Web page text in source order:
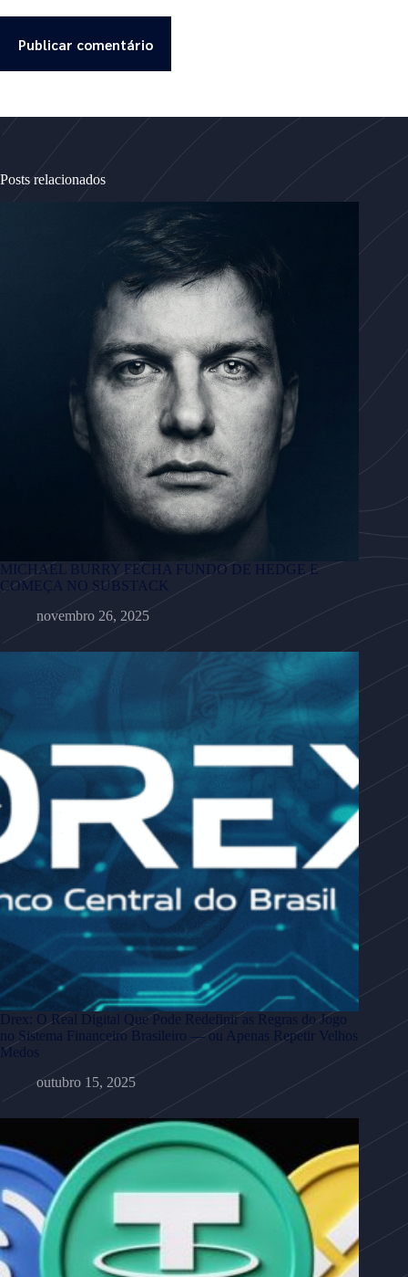
Publicar comentário
Posts relacionados
MICHAEL BURRY FECHA FUNDO DE HEDGE E
COMEÇA NO SUBSTACK
novembro 26, 2025
Drex: O Real Digital Que Pode Redefinir as Regras do Jogo
no Sistema Financeiro Brasileiro — ou Apenas Repetir Velhos
Medos
outubro 15, 2025